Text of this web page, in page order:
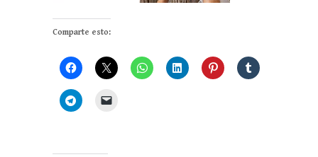
Comparte esto: